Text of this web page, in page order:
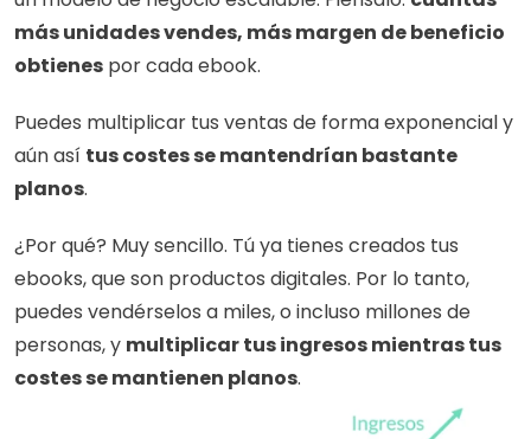
más unidades vendes, más margen de beneficio
obtienes por cada ebook.
Puedes multiplicar tus ventas de forma exponencial y
aún así tus costes se mantendrían bastante
planos.
¿Por qué? Muy sencillo. Tú ya tienes creados tus
ebooks, que son productos digitales. Por lo tanto,
puedes vendérselos a miles, o incluso millones de
personas, y multiplicar tus ingresos mientras tus
costes se mantienen planos.